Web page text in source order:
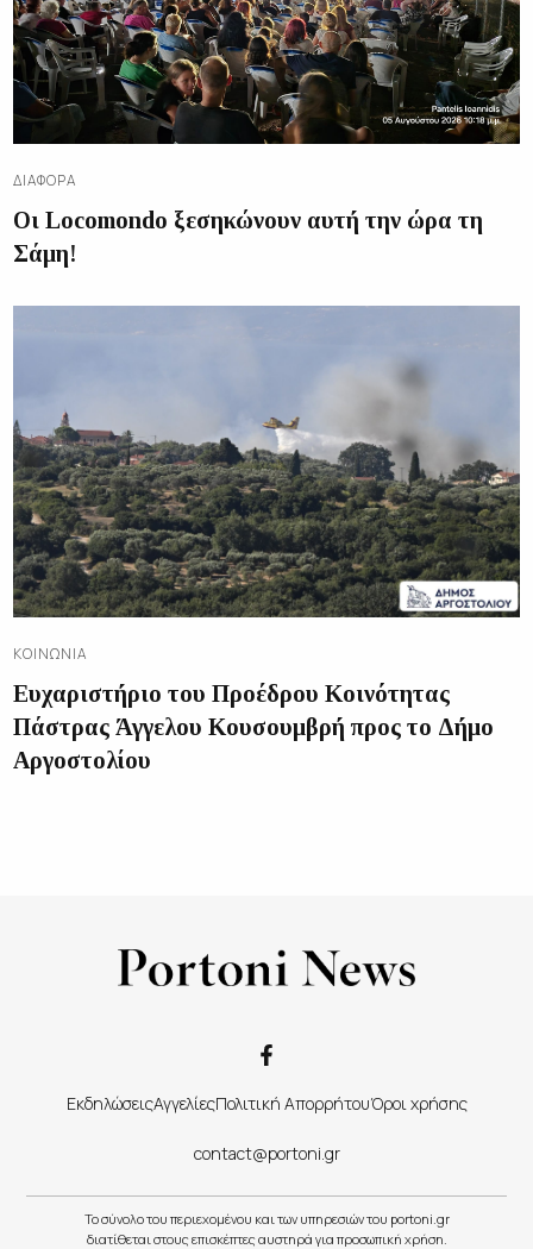
ΔΙΑΦΟΡΑ
Οι Locomondo ξεσηκώνουν αυτή την ώρα τη
Σάμη!
ΚΟΙΝΩΝΊΑ
Ευχαριστήριο του Προέδρου Κοινότητας
Πάστρας Άγγελου Κουσουμβρή προς το Δήμο
Αργοστολίου
ΕκδηλώσειςΑγγελίεςΠολιτική ΑπορρήτουΌροι χρήσης
contact@portoni.gr
Το σύνολο του περιεχομένου και των υπηρεσιών του portoni.gr
διατίθεται στους επισκέπτες αυστηρά για προσωπική χρήση.